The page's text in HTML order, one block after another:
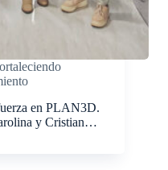
en PLAN3D.
y Cristian…